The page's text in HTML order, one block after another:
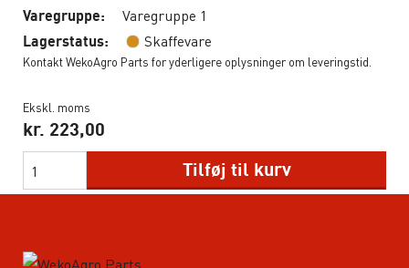
Varegruppe: Varegruppe 1
Lagerstatus: Skaffevare
Kontakt WekoAgro Parts for yderligere oplysninger om leveringstid.
Ekskl. moms
kr. 223,00
Tilføj til kurv